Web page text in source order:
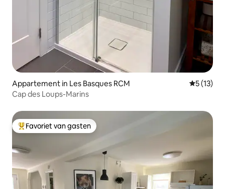
Appartement in Les Basques RCM
5 (13)
Cap des Loups-Marins
Topfavoriet van gasten
Favoriet van gasten